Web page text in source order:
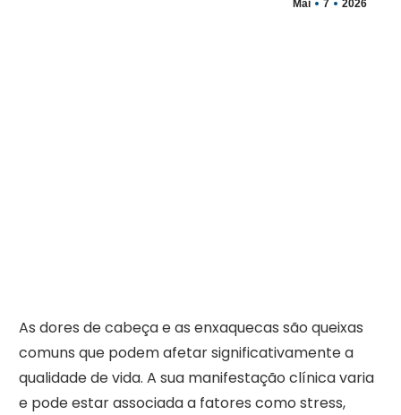
Mai 7 2026
As dores de cabeça e as enxaquecas são queixas
comuns que podem afetar significativamente a
qualidade de vida. A sua manifestação clínica varia
e pode estar associada a fatores como stress,